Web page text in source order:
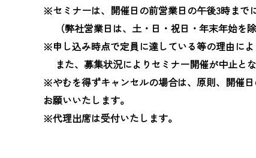
※セミナーは、開催日の前営業日の午後3時まで
（弊社営業日は、土・日・祝日・年末年始を除
※申し込み時点で定員に達している等の理由に
また、募集状況によりセミナー開催が中止と
※やむを得ずキャンセルの場合は、原則、開催
お願いいたします。
※代理出席は受付いたします。